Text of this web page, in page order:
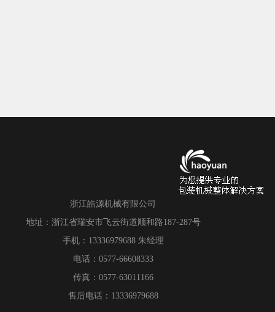
浙江皓源机械有限公司
地址：浙江省瑞安市飞云街道顺和路187-287号
手机：13336979688 朱经理
电话：0577-66608333
传真：0577-63011166
售后电话：13336979688